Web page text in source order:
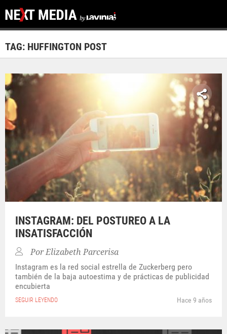
TAG: HUFFINGTON POST
INSTAGRAM: DEL POSTUREO A LA
INSATISFACCIÓN
PorElizabeth Parcerisa
Instagram es la red social estrella de Zuckerberg pero
también de la baja autoestima y de prácticas de publicidad
encubierta
SEGUIR LEYENDO Hace 9 años